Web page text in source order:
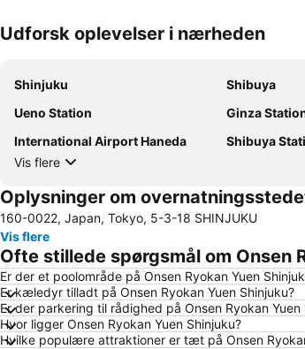
Udforsk oplevelser i nærheden
Shinjuku Shibuya
Ueno Station
Ginza
International Airport Haneda
Shibuya
Vis flere
Oplysninger om
160-0022, Japan, Tokyo, 5-3-18 SHINJUKU
Vis flere
Ofte stillede spørgsmål om Onsen
Er der et poolområde på Onsen Ryokan Yuen
Er kæledyr tilladt på Onsen Ryokan Yuen Shinjuku?
Er der parkering til rådighed på Onsen Ryokan Yuen
Hvor ligger Onsen Ryokan Yuen Shinjuku?
Hvilke populære attraktioner er tæt på Onsen